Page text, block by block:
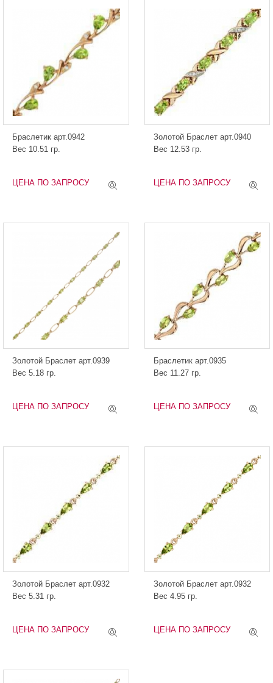
Браслетик арт.0942
Вес 10.51 гр.
ЦЕНА ПО ЗАПРОСУ
Золотой Браслет арт.0940
Вес 12.53 гр.
ЦЕНА ПО ЗАПРОСУ
Золотой Браслет арт.0939
Вес 5.18 гр.
ЦЕНА ПО ЗАПРОСУ
Браслетик арт.0935
Вес 11.27 гр.
ЦЕНА ПО ЗАПРОСУ
Золотой Браслет арт.0932
Вес 5.31 гр.
ЦЕНА ПО ЗАПРОСУ
Золотой Браслет арт.0932
Вес 4.95 гр.
ЦЕНА ПО ЗАПРОСУ